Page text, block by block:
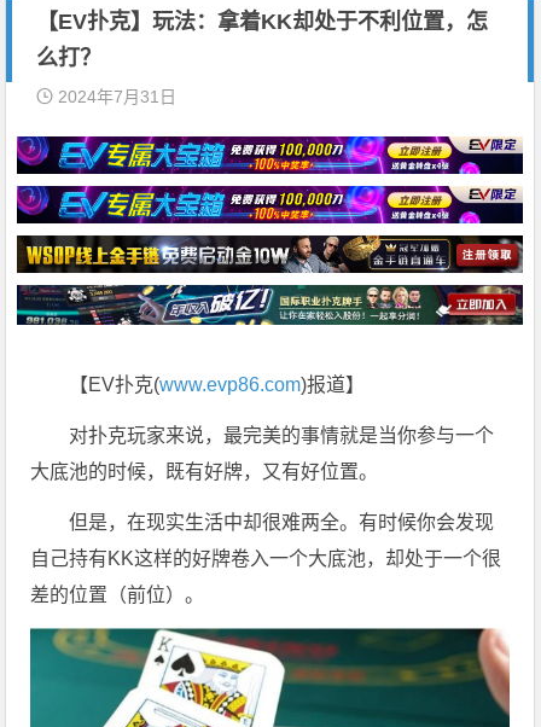
【EV扑克】玩法：拿着KK却处于不利位置，怎
么打？
2024年7月31日
【EV扑克(www.evp86.com)报道】
对扑克玩家来说，最完美的事情就是当你参与一个
大底池的时候，既有好牌，又有好位置。
但是，在现实生活中却很难两全。有时候你会发现
自己持有KK这样的好牌卷入一个大底池，却处于一个很
差的位置（前位）。